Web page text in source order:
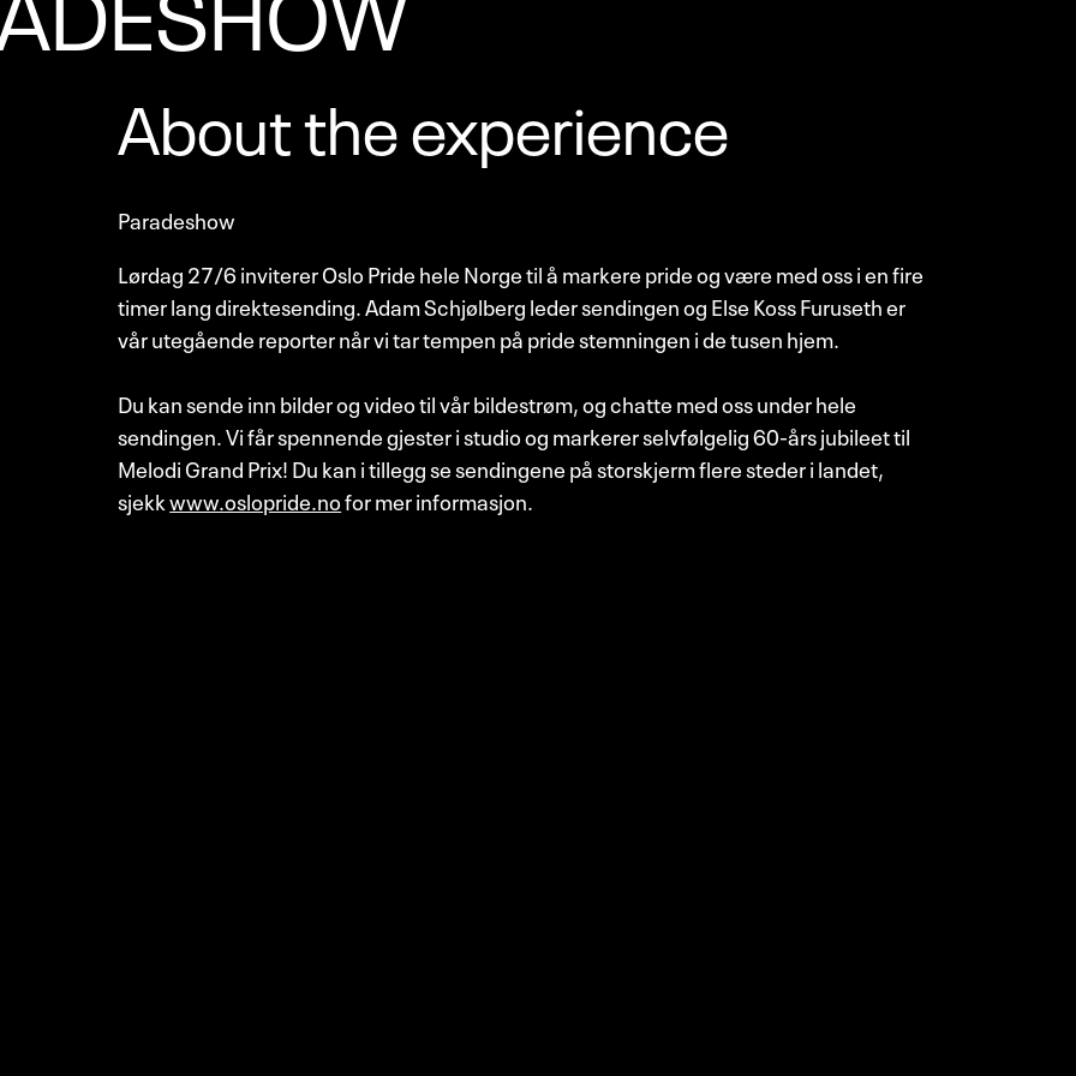
About the experience
Paradeshow
Lørdag 27/6 inviterer Oslo Pride hele Norge til å markere pride og være med oss i en fire
timer lang direktesending. Adam Schjølberg leder sendingen og Else Koss Furuseth er
vår utegående reporter når vi tar tempen på pride stemningen i de tusen hjem.
Du kan sende inn bilder og video til vår bildestrøm, og chatte med oss under hele
sendingen. Vi får spennende gjester i studio og markerer selvfølgelig 60-års jubileet til
Melodi Grand Prix! Du kan i tillegg se sendingene på storskjerm flere steder i landet,
sjekkwww.oslopride.nofor mer informasjon.